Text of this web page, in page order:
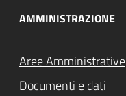
AMMINISTRAZIONE
Aree Amministrative
Documenti e dati